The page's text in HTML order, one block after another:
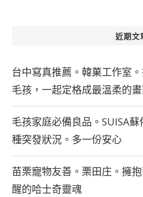
近期文
台中寫真推薦。韓菓工作室
毛孩，一起定格成最溫柔的畫
毛孩家庭必備良品。SUISA
種突發狀況。多一份安心
苗栗寵物友善。栗田庄。擁
醒的哈士奇靈魂